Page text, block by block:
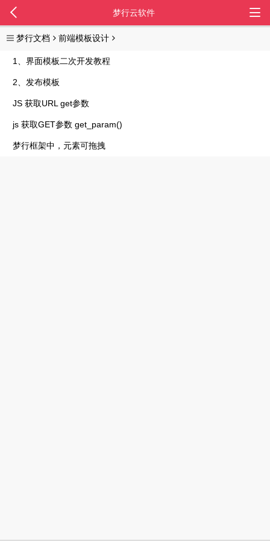
梦行文档 前端模板设计
1、界面模板二次开发教程
2、发布模板
JS 获取URL get参数
js 获取GET参数 get_param()
梦行框架中，元素可拖拽
梦行云软件